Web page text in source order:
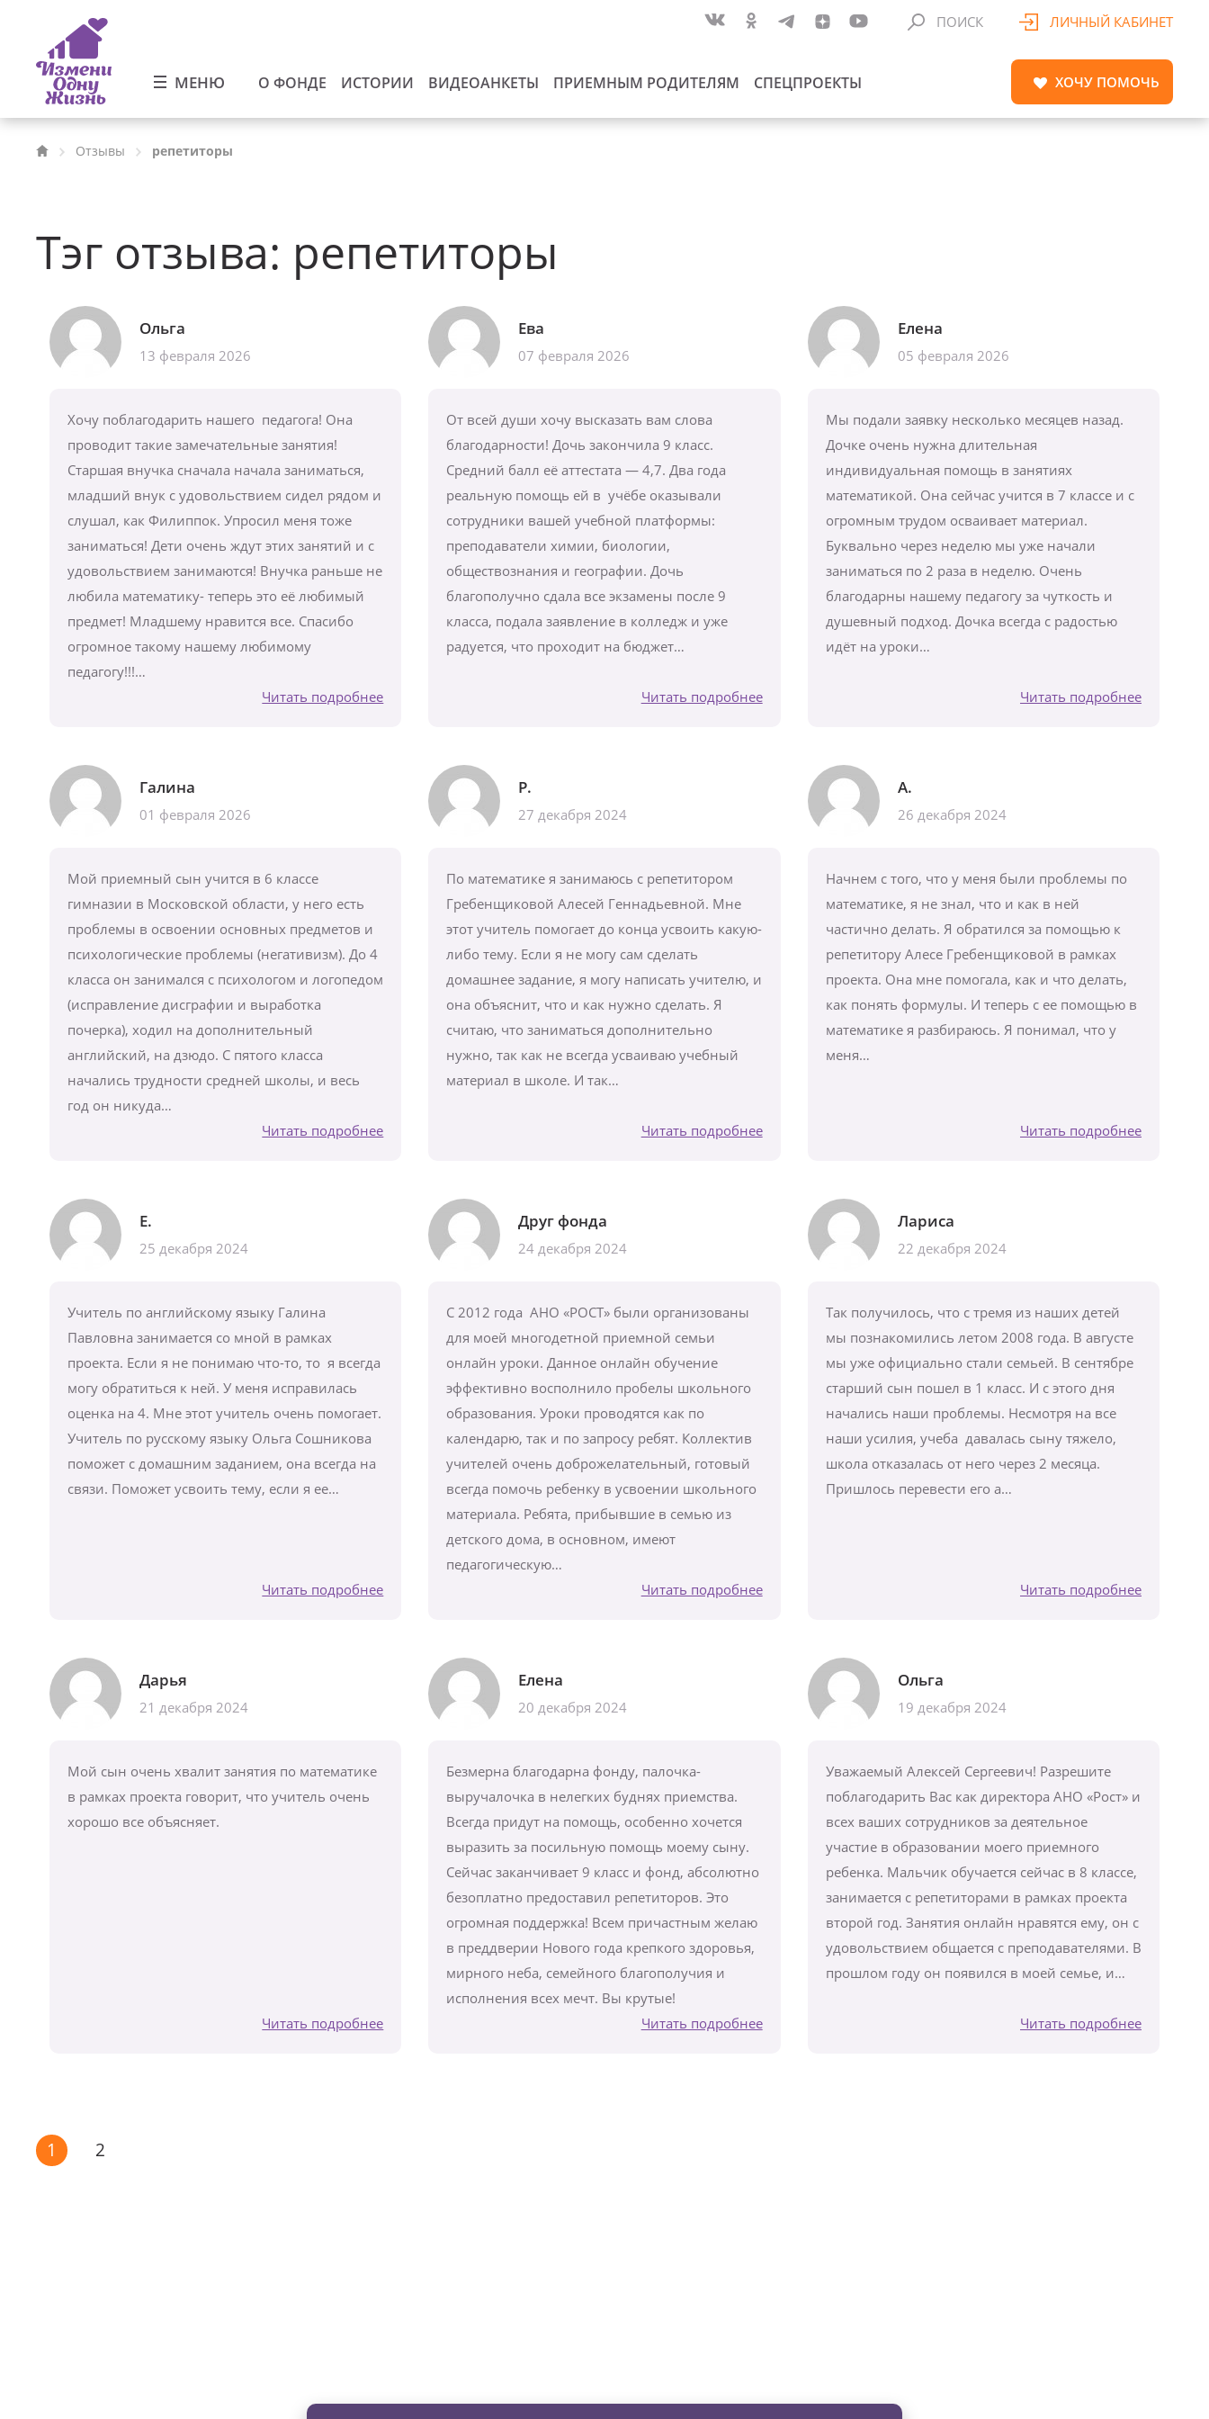
МЕНЮ О ФОНДЕ ИСТОРИИ ВИДЕОАНКЕТЫ ПРИЕМНЫМ РОДИТЕЛЯМ СПЕЦПРОЕКТЫ
ПОИСК ЛИЧНЫЙ КАБИНЕТ
ХОЧУ ПОМОЧЬ
Отзывы репетиторы
Тэг отзыва: репетиторы
Ольга
13 февраля 2026
Хочу поблагодарить нашего педагога! Она
проводит такие замечательные занятия!
Старшая внучка сначала начала заниматься,
младший внук с удовольствием сидел рядом и
слушал, как Филиппок. Упросил меня тоже
заниматься! Дети очень ждут этих занятий и с
удовольствием занимаются! Внучка раньше не
любила математику- теперь это её любимый
предмет! Младшему нравится все. Спасибо
огромное такому нашему любимому
педагогу!!!…
Читать подробнее
Ева
07 февраля 2026
От всей души хочу высказать вам слова
благодарности! Дочь закончила 9 класс.
Средний балл её аттестата — 4,7. Два года
реальную помощь ей в учёбе оказывали
сотрудники вашей учебной платформы:
преподаватели химии, биологии,
обществознания и географии. Дочь
благополучно сдала все экзамены после 9
класса, подала заявление в колледж и уже
радуется, что проходит на бюджет…
Читать подробнее
Елена
05 февраля 2026
Мы подали заявку несколько месяцев назад.
Дочке очень нужна длительная
индивидуальная помощь в занятиях
математикой. Она сейчас учится в 7 классе и с
огромным трудом осваивает материал.
Буквально через неделю мы уже начали
заниматься по 2 раза в неделю. Очень
благодарны нашему педагогу за чуткость и
душевный подход. Дочка всегда с радостью
идёт на уроки…
Читать подробнее
Галина
01 февраля 2026
Мой приемный сын учится в 6 классе
гимназии в Московской области, у него есть
проблемы в освоении основных предметов и
психологические проблемы (негативизм). До 4
класса он занимался с психологом и логопедом
(исправление дисграфии и выработка
почерка), ходил на дополнительный
английский, на дзюдо. С пятого класса
начались трудности средней школы, и весь
год он никуда…
Читать подробнее
Р.
27 декабря 2024
По математике я занимаюсь с репетитором
Гребенщиковой Алесей Геннадьевной. Мне
этот учитель помогает до конца усвоить какую-
либо тему. Если я не могу сам сделать
домашнее задание, я могу написать учителю, и
она объяснит, что и как нужно сделать. Я
считаю, что заниматься дополнительно
нужно, так как не всегда усваиваю учебный
материал в школе. И так…
Читать подробнее
А.
26 декабря 2024
Начнем с того, что у меня были проблемы по
математике, я не знал, что и как в ней
частично делать. Я обратился за помощью к
репетитору Алесе Гребенщиковой в рамках
проекта. Она мне помогала, как и что делать,
как понять формулы. И теперь с ее помощью в
математике я разбираюсь. Я понимал, что у
меня…
Читать подробнее
Е.
25 декабря 2024
Учитель по английскому языку Галина
Павловна занимается со мной в рамках
проекта. Если я не понимаю что-то, то я всегда
могу обратиться к ней. У меня исправилась
оценка на 4. Мне этот учитель очень помогает.
Учитель по русскому языку Ольга Сошникова
поможет с домашним заданием, она всегда на
связи. Поможет усвоить тему, если я ее…
Читать подробнее
Друг фонда
24 декабря 2024
С 2012 года АНО «РОСТ» были организованы
для моей многодетной приемной семьи
онлайн уроки. Данное онлайн обучение
эффективно восполнило пробелы школьного
образования. Уроки проводятся как по
календарю, так и по запросу ребят. Коллектив
учителей очень доброжелательный, готовый
всегда помочь ребенку в усвоении школьного
материала. Ребята, прибывшие в семью из
детского дома, в основном, имеют
педагогическую…
Читать подробнее
Лариса
22 декабря 2024
Так получилось, что с тремя из наших детей
мы познакомились летом 2008 года. В августе
мы уже официально стали семьей. В сентябре
старший сын пошел в 1 класс. И с этого дня
начались наши проблемы. Несмотря на все
наши усилия, учеба давалась сыну тяжело,
школа отказалась от него через 2 месяца.
Пришлось перевести его а…
Читать подробнее
Дарья
21 декабря 2024
Мой сын очень хвалит занятия по математике
в рамках проекта говорит, что учитель очень
хорошо все объясняет.
Читать подробнее
Елена
20 декабря 2024
Безмерна благодарна фонду, палочка-
выручалочка в нелегких буднях приемства.
Всегда придут на помощь, особенно хочется
выразить за посильную помощь моему сыну.
Сейчас заканчивает 9 класс и фонд, абсолютно
безоплатно предоставил репетиторов. Это
огромная поддержка! Всем причастным желаю
в преддверии Нового года крепкого здоровья,
мирного неба, семейного благополучия и
исполнения всех мечт. Вы крутые!
Читать подробнее
Ольга
19 декабря 2024
Уважаемый Алексей Сергеевич! Разрешите
поблагодарить Вас как директора АНО «Рост» и
всех ваших сотрудников за деятельное
участие в образовании моего приемного
ребенка. Мальчик обучается сейчас в 8 классе,
занимается с репетиторами в рамках проекта
второй год. Занятия онлайн нравятся ему, он с
удовольствием общается с преподавателями. В
прошлом году он появился в моей семье, и…
Читать подробнее
1 2